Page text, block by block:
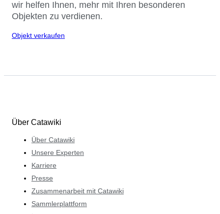
wir helfen Ihnen, mehr mit Ihren besonderen
Objekten zu verdienen.
Objekt verkaufen
Über Catawiki
Über Catawiki
Unsere Experten
Karriere
Presse
Zusammenarbeit mit Catawiki
Sammlerplattform